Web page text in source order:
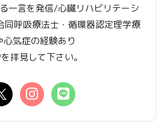
一言を発信/心臓リハビリテーシ
同呼吸療法士・循環器認定理学療
気症の経験あり
拝見して下さい。